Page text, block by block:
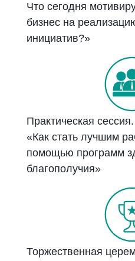
Что сегодня
бизнес на
инициатив?»
Практическая
«Как стать лучшим
помощью программ
благополучия»
Торжественная